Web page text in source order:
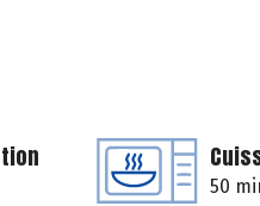
50